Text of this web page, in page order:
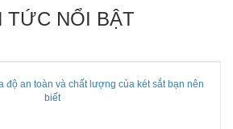
TỨC NỔI BẬT